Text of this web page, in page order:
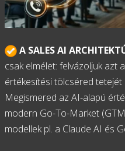
A SALES AI
csak elmélet: felvázoljuk azt
értékesítési tölcséred
Megismered az AI-alapú
modern Go-To-Market
modellek pl. a Claude AI és